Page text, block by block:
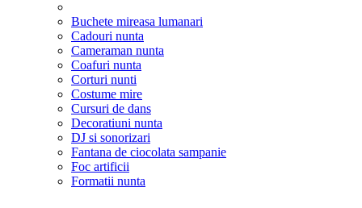
Buchete mireasa lumanari
Cadouri nunta
Cameraman nunta
Coafuri nunta
Corturi nunti
Costume mire
Cursuri de dans
Decoratiuni nunta
DJ si sonorizari
Fantana de ciocolata sampanie
Foc artificii
Formatii nunta